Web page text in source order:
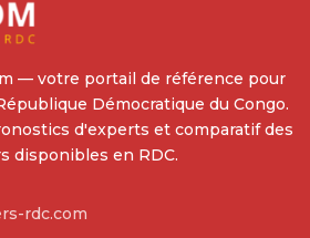
— votre portail de référence pour
Démocratique du Congo.
d'experts et comparatif des
disponibles en RDC.
rdc.com